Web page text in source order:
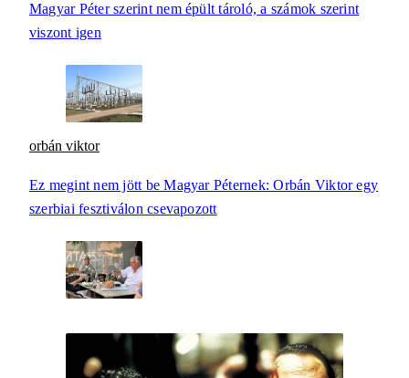
Magyar Péter szerint nem épült tároló, a számok szerint
viszont igen
orbán viktor
Ez megint nem jött be Magyar Péternek: Orbán Viktor egy
szerbiai fesztiválon csevapozott